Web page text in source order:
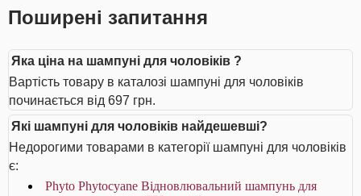
Поширені запитання
Яка ціна на шампуні для чоловіків ?
Вартість товару в каталозі шампуні для чоловіків
починається від 697 грн.
Які шампуні для чоловіків найдешевші?
Недорогими товарами в категорії шампуні для чоловіків
є:
Phyto Phytocyane Відновлювальний шампунь для